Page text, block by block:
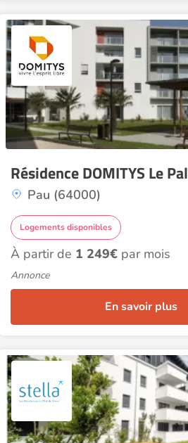
Résidence DOMITYS Le
Pau (64000)
Logements disponibles
À partir de 1 249€ par mois
Annonce
En savoir plus